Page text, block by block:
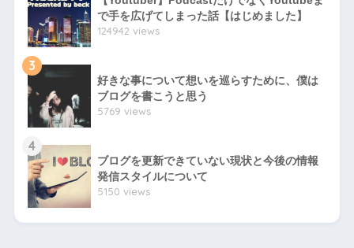
で手を広げてしまった話【はじめました】
124942 views
3
好きな事について想いを巡らすために、僕は
ブログを書こうと思う
5769 views
4
ブログを更新できていない現状と今後の情報
発信スタイルについて
5150 views